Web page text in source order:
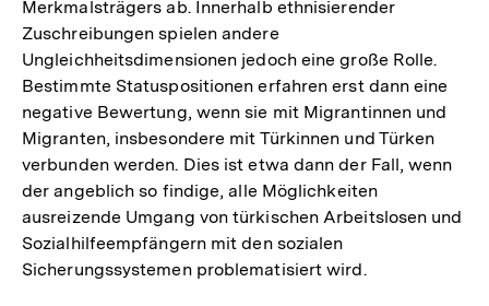
Merkmalsträgers ab. Innerhalb ethnisierender
Zuschreibungen spielen andere
Ungleichheitsdimensionen jedoch eine große Rolle.
Bestimmte Statuspositionen erfahren erst dann eine
negative Bewertung, wenn sie mit Migrantinnen und
Migranten, insbesondere mit Türkinnen und Türken
verbunden werden. Dies ist etwa dann der Fall, wenn
der angeblich so findige, alle Möglichkeiten
ausreizende Umgang von türkischen Arbeitslosen und
Sozialhilfeempfängern mit den sozialen
Sicherungssystemen problematisiert wird.